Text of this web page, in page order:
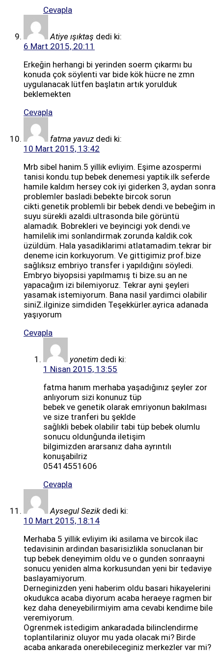
Cevapla
Atiye ışıktaş dedi ki:
6 Mart 2015, 20:11
Erkeğin herhangi bi yerinden soerm çıkarmı bu
konuda çok söylenti var bide kök hücre ne zmn
uygulanacak lütfen başlatın artık yorulduk
beklemekten
Cevapla
fatma yavuz dedi ki:
10 Mart 2015, 13:42
Mrb sibel hanim.5 yillik evliyim. Eşime azospermi
tanisi kondu.tup bebek denemesi yaptik.ilk seferde
hamile kaldım hersey cok iyi giderken 3, aydan sonra
problemler basladi.bebekte bircok sorun
cikti.genetik problemli bir bebek dendi.ve bebeğim in
suyu sürekli azaldi.ultrasonda bile görüntü
alamadık. Bobrekleri ve beyincigi yok dendi.ve
hamilelik imi sonlandirmak zorunda kaldik.cok
üzüldüm. Hala yasadiklarimi atlatamadim.tekrar bir
deneme icin korkuyorum. Ve gittigimiz prof.bize
sağlıksız embriyo transfer i yapıldığını söyledi.
Embryo biyopsisi yapılmamış ti bize.su an ne
yapacağım izi bilemiyoruz. Tekrar ayni şeyleri
yasamak istemiyorum. Bana nasil yardimci olabilir
siniZ.ilginize simdiden Teşekkürler.ayrica adanada
yaşıyorum
Cevapla
yonetim dedi ki:
1 Nisan 2015, 13:55
fatma hanım merhaba yaşadığınız şeyler zor
anlıyorum sizi konunuz tüp
bebek ve genetik olarak emriyonun bakılması
ve size tranferi bu şeklde
sağlıkli bebek olabilir tabi tüp bebek olumlu
sonucu oldunğunda iletişim
bilgimizden ararsanız daha ayrıntılı
konuşabilriz
05414551606
Cevapla
Aysegul Sezik dedi ki:
10 Mart 2015, 18:14
Merhaba 5 yillik evliyim iki asilama ve bircok ilac
tedavisinin ardindan basarisizlikla sonuclanan bir
tup bebek deneyimim oldu ve o gunden sonraayni
sonucu yeniden alma korkusundan yeni bir tedaviye
baslayamiyorum.
Derneginizden yeni haberim oldu basari hikayelerini
okudukca acaba diyorum acaba heraeye ragmen bir
kez daha deneyebilirmiyim ama cevabi kendime bile
veremiyorum.
Ogrenmek istedigim ankaradada bilinclendirme
toplantilariniz oluyor mu yada olacak mi? Birde
acaba ankarada onerebileceginiz merkezler var mi?